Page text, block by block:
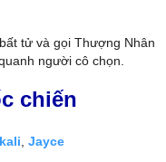
tử và gọi Thượng Nhân
người cô chọn.
chiến
Jayce